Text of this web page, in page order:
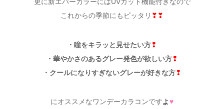
これからの季節にもピッタリ ❣❣
・瞳をキラッと見せたい方❢
・華やかさのあるグレー発色が欲しい方❢
・クールになりすぎないグレーが好きな方❢
にオススメなワンデーカラコンですよ♥